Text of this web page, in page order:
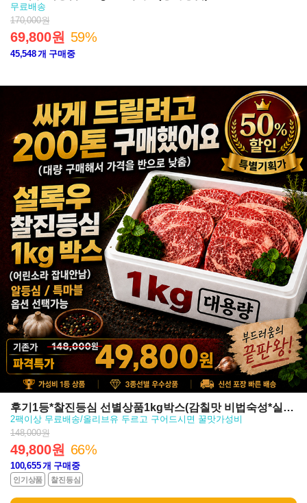
무료배송
170,000원
69,800원 59%
45,548개 구매중
후기1등*찰진등심 선별상품1kg박스(감칠맛 비법숙성*실속
도매팩)
2팩이상 무료배송/올리브유 두르고 구어드시면 꿀맛가성비
148,000원
49,800원 66%
100,655개 구매중
인기상품 찰진등심